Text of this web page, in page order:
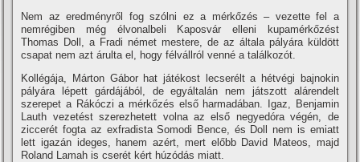
Nem az eredményről fog szólni ez a mérkőzés – vezette fel a
nemrégiben még élvonalbeli Kaposvár elleni kupamérkőzést
Thomas Doll, a Fradi német mestere, de az általa pályára küldött
csapat nem azt árulta el, hogy félvállról venné a találkozót.
Kollégája, Márton Gábor hat játékost lecserélt a hétvégi bajnokin
pályára lépett gárdájából, de egyáltalán nem játszott alárendelt
szerepet a Rákóczi a mérkőzés első harmadában. Igaz, Benjamin
Lauth vezetést szerezhetett volna az első negyedóra végén, de
ziccerét fogta az exfradista Somodi Bence, és Doll nem is emiatt
lett igazán ideges, hanem azért, mert előbb David Mateos, majd
Roland Lamah is cserét kért húzódás miatt.